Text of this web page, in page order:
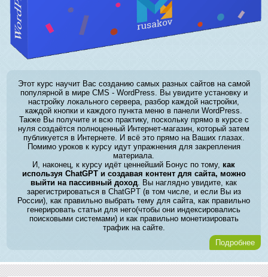
Этот курс научит Вас созданию самых разных сайтов на самой
популярной в мире CMS - WordPress. Вы увидите установку и
настройку локального сервера, разбор каждой настройки,
каждой кнопки и каждого пункта меню в панели WordPress.
Также Вы получите и всю практику, поскольку прямо в курсе с
нуля создаётся полноценный Интернет-магазин, который затем
публикуется в Интернете. И всё это прямо на Ваших глазах.
Помимо уроков к курсу идут упражнения для закрепления
материала.
И, наконец, к курсу идёт ценнейший Бонус по тому,как
используя ChatGPT и создавая контент для сайта, можно
выйти на пассивный доход. Вы наглядно увидите, как
зарегистрироваться в ChatGPT (в том числе, и если Вы из
России), как правильно выбрать тему для сайта, как правильно
генерировать статьи для него(чтобы они индексировались
поисковыми системами) и как правильно монетизировать
трафик на сайте.
Подробнее